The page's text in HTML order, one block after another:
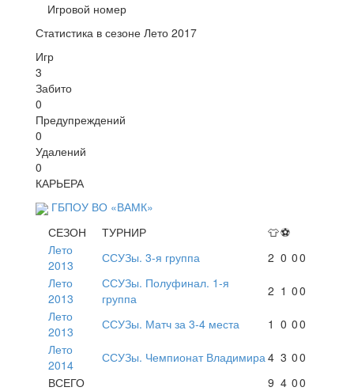
Игровой номер
Статистика в сезоне Лето 2017
Игр
3
Забито
0
Предупреждений
0
Удалений
0
КАРЬЕРА
ГБПОУ ВО «ВАМК»
СЕЗОН
ТУРНИР 👕⚽
Лето
2013
ССУЗы. 3-я группа 2 0 00
Лето
2013
ССУЗы. Полуфинал. 1-я
группа
2 1 00
Лето
2013
ССУЗы. Матч за 3-4 места 1 0 00
Лето
2014
ССУЗы. Чемпионат Владимира 4 3 00
ВСЕГО
9 4 00